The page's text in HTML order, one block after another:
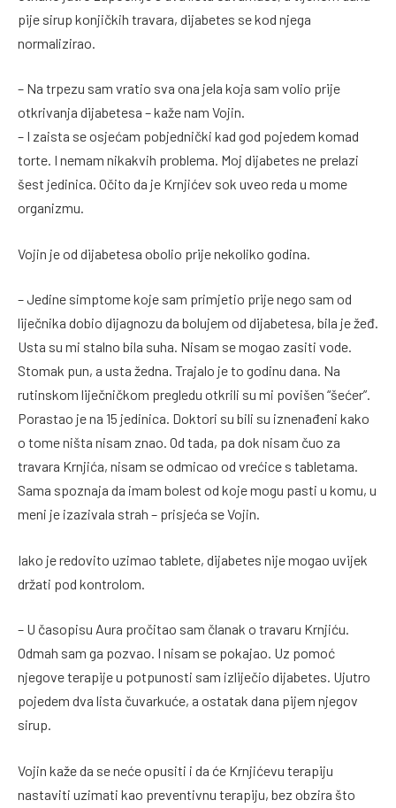
pije sirup konjičkih travara, dijabetes se kod njega
normalizirao.
– Na trpezu sam vratio sva ona jela koja sam volio prije
otkrivanja dijabetesa – kaže nam Vojin.
– I zaista se osjećam pobjednički kad god pojedem komad
torte. I nemam nikakvih problema. Moj dijabetes ne prelazi
šest jedinica. Očito da je Krnjićev sok uveo reda u mome
organizmu.
Vojin je od dijabetesa obolio prije nekoliko godina.
– Jedine simptome koje sam primjetio prije nego sam od
liječnika dobio dijagnozu da bolujem od dijabetesa, bila je žeđ.
Usta su mi stalno bila suha. Nisam se mogao zasiti vode.
Stomak pun, a usta žedna. Trajalo je to godinu dana. Na
rutinskom liječničkom pregledu otkrili su mi povišen “šećer”.
Porastao je na 15 jedinica. Doktori su bili su iznenađeni kako
o tome ništa nisam znao. Od tada, pa dok nisam čuo za
travara Krnjića, nisam se odmicao od vrećice s tabletama.
Sama spoznaja da imam bolest od koje mogu pasti u komu, u
meni je izazivala strah – prisjeća se Vojin.
Iako je redovito uzimao tablete, dijabetes nije mogao uvijek
držati pod kontrolom.
– U časopisu Aura pročitao sam članak o travaru Krnjiću.
Odmah sam ga pozvao. I nisam se pokajao. Uz pomoć
njegove terapije u potpunosti sam izliječio dijabetes. Ujutro
pojedem dva lista čuvarkuće, a ostatak dana pijem njegov
sirup.
Vojin kaže da se neće opusiti i da će Krnjićevu terapiju
nastaviti uzimati kao preventivnu terapiju, bez obzira što